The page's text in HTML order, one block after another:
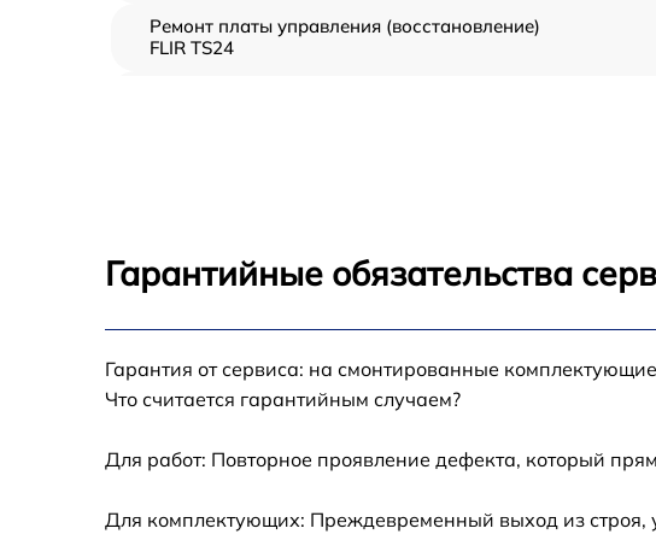
Ремонт платы управления (восстановление)
FLIR TS24
Замена процессора FLIR TS24
Замена ключей управления FLIR TS24
Гарантийные обязательства
Гарантия от сервиса: на смонтированные
Что считается гарантийным случаем?
Для работ: Повторное проявление дефекта, который
Для комплектующих: Преждевременный выход из строя,